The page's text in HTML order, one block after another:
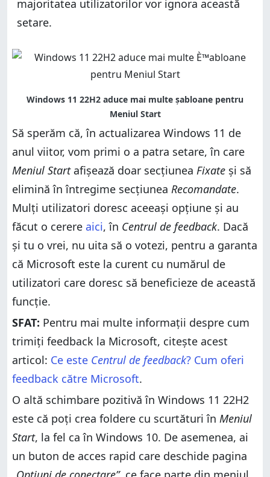
majoritatea utilizatorilor vor ignora această
setare.
Să sperăm că, în actualizarea Windows 11 de
anul viitor, vom primi o a patra setare, în care
Meniul Startafișează doar secțiunea Fixate și să
elimină în întregime secțiunea Recomandate.
Mulți utilizatori doresc aceeași opțiune și au
făcut o cerere aici, în Centrul de feedback. Dacă
și tu o vrei, nu uita să o votezi, pentru a garanta
că Microsoft este la curent cu numărul de
utilizatori care doresc să beneficieze de această
funcție.
SFAT: Pentru mai multe informații despre cum
trimiți feedback la Microsoft, citește acest
articol: Ce este Centrul de feedback? Cum oferi
feedback către Microsoft.
O altă schimbare pozitivă în Windows 11 22H2
este că poți crea foldere cu scurtături în Meniul
Start, la fel ca în Windows 10. De asemenea, ai
un buton de acces rapid care deschide pagina